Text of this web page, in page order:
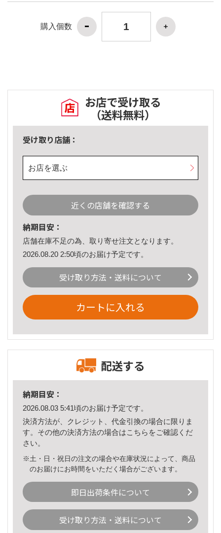
購入個数
お店で受け取る
（送料無料）
受け取り店舗：
お店を選ぶ
近くの店舗を確認する
納期目安：
店舗在庫不足の為、取り寄せ注文となります。
2026.08.20 2:50頃のお届け予定です。
受け取り方法・送料について
カートに入れる
配送する
納期目安：
2026.08.03 5:41頃のお届け予定です。
決済方法が、クレジット、代金引換の場合に限りま
す。その他の決済方法の場合はこちら をご確認くだ
さい。
※土・日・祝日の注文の場合や在庫状況によって、商品
のお届けにお時間をいただく場合がございます。
即日出荷条件について
受け取り方法・送料について